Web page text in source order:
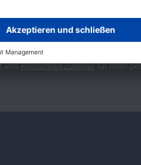
Münchens, Ausfahrt
Ob Caravan oder Wohnmobil, ob
Wohnwagenverkauf inklusive
undWohnmobil Zubehörfür ihren